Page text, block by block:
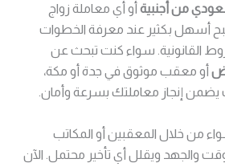
من أجنبيةأو أي معاملة زواج
أسهل بكثير عند معرفة الخطوات
القانونية. سواء كنت تبحث عن
أو معقب موثوق في جدة أو مكة،
يضمن إنجاز معاملتك بسرعة وأمان.
من خلال المعقبين أو المكاتب
والجهد ويقلل أي تأخير محتمل. الآن